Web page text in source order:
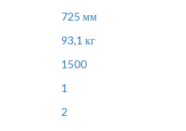
725 мм
93,1 кг
1500
1
2